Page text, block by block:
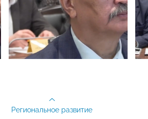
Региональное развитие